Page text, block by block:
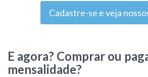
Cadastre-se e veja
E agora? Comprar ou
mensalidade?